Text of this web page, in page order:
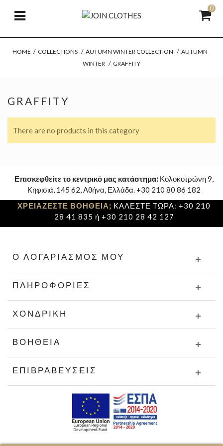
0
HOME / COLLECTIONS / AUTUMN WINTER COLLECTION / AUTUMN -
WINTER / GRAFFITY
GRAFFITY
There are no products in this category
Επισκεφθείτε το κεντρικό μας κατάστημα: Κολοκοτρώνη 9,
Κηφισιά, 145 62, Αθήνα, Ελλάδα. +30 210 80 86 182
ΧΡΕΙΑΖΕΣΤΕ ΒΟΗΘΕΙΑ; ΚΑΛΕΣΤΕ ΤΩΡΑ: +30 210
28 41 835 ή +30 210 28 42 127
Ο ΛΟΓΑΡΙΑΣΜΌΣ ΜΟΥ
ΠΛΗΡΟΦΟΡΊΕΣ
ΧΟΝΔΡΙΚΉ
ΒΟΉΘΕΙΑ
ΕΠΙΒΡΑΒΕΎΣΕΙΣ